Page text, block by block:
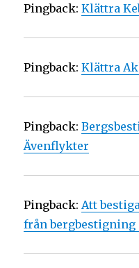
Pingback:Klättra
Pingback:Klättra
Pingback:
Ävenflykter
Pingback: Att
från